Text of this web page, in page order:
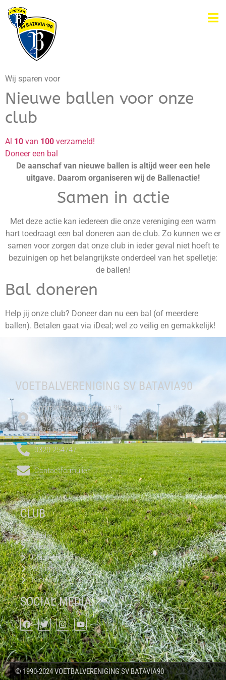
Wij sparen voor
Nieuwe ballen voor onze
club
Al 10 van 100 verzameld!
Doneer een bal
De aanschaf van nieuwe ballen is altijd weer een hele
uitgave. Daarom organiseren wij de Ballenactie!
Samen in actie
Met deze actie kan iedereen die onze vereniging een warm
hart toedraagt een bal doneren aan de club. Zo kunnen we er
samen voor zorgen dat onze club in ieder geval niet hoeft te
bezuinigen op het belangrijkste onderdeel van het spelletje:
de ballen!
Bal doneren
Help jij onze club? Doneer dan nu een bal (of meerdere
ballen). Betalen gaat via iDeal; wel zo veilig en gemakkelijk!
VOETBALVERENIGING SV BATAVIA90
Sportvereniging Batavia 90
Doggersbank3
8226 CE Lelystad
0320 254747
Contactformulier
CLUB
Media
Teams
Clubinformatie
Wedstrijd info
Nieuws
SOCIAL MEDIA
© 1990-2024 VOETBALVERENIGING SV BATAVIA90